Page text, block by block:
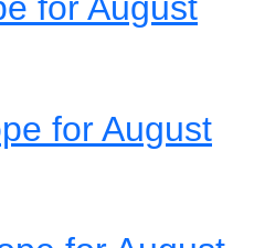
for August